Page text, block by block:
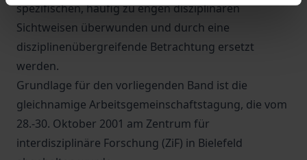
spezifischen, häufig zu engen disziplinären
Sichtweisen überwunden und durch eine
disziplinenübergreifende Betrachtung ersetzt
werden.
Grundlage für den vorliegenden Band ist die
gleichnamige Arbeitsgemeinschaftstagung, die vom
28.-30. Oktober 2001 am Zentrum für
interdisziplinäre Forschung (ZiF) in Bielefeld